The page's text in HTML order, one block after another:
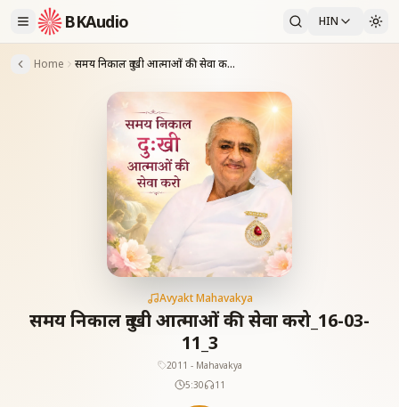
BKAudio HIN
Home समय निकाल दुःखी आत्माओं की सेवा करो_16-03-11_3
Avyakt Mahavakya
समय निकाल दुःखी आत्माओं की सेवा करो_16-03-
11_3
2011 - Mahavakya
5:30
11